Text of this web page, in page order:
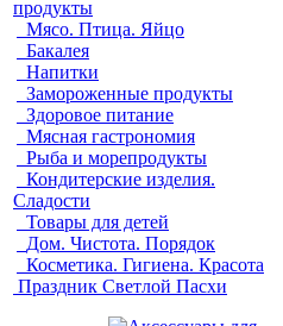
продукты
Мясо. Птица. Яйцо
Бакалея
Напитки
Замороженные продукты
Здоровое питание
Мясная гастрономия
Рыба и морепродукты
Кондитерские изделия.
Сладости
Товары для детей
Дом. Чистота. Порядок
Косметика. Гигиена. Красота
Праздник Светлой Пасхи